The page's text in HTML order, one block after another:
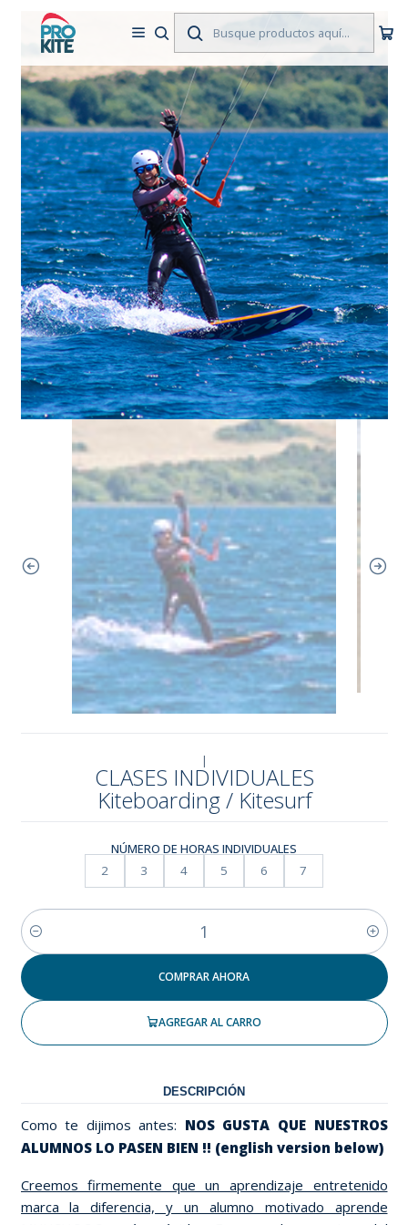
|
CLASES INDIVIDUALES
Kiteboarding / Kitesurf
NÚMERO DE HORAS INDIVIDUALES
2
3 4 5 6 7
Cantidad
AGREGAR AL CARRO
COMPRAR AHORA
DESCRIPCIÓN
Como te dijimos antes: NOS GUSTA QUE NUESTROS
ALUMNOS LO PASEN BIEN !! (english version below)
Creemos firmemente que un aprendizaje entretenido
marca la diferencia, y un alumno motivado aprende